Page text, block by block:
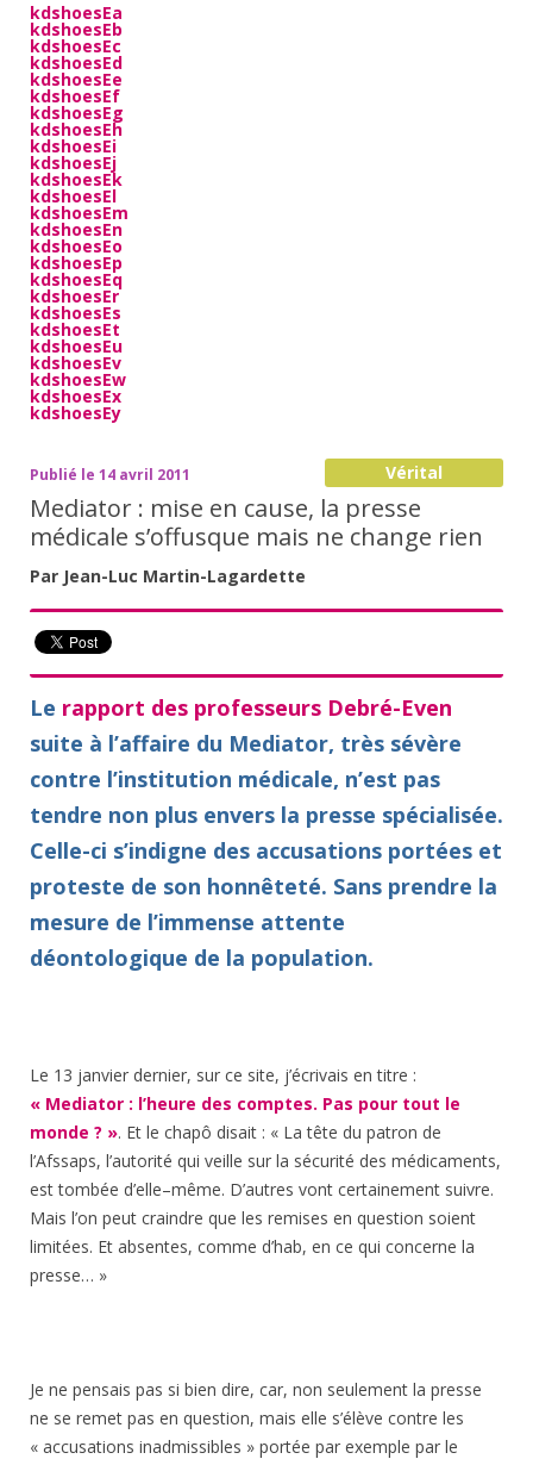
kdshoesEa
kdshoesEb
kdshoesEc
kdshoesEd
kdshoesEe
kdshoesEf
kdshoesEg
kdshoesEh
kdshoesEi
kdshoesEj
kdshoesEk
kdshoesEl
kdshoesEm
kdshoesEn
kdshoesEo
kdshoesEp
kdshoesEq
kdshoesEr
kdshoesEs
kdshoesEt
kdshoesEu
kdshoesEv
kdshoesEw
kdshoesEx
kdshoesEy
Publié le 14 avril 2011 Vérital
Mediator : mise en cause, la presse
médicale s’offusque mais ne change rien
Par Jean-Luc Martin-Lagardette
Le rapport des professeurs Debré-Even
suite à l’affaire du Mediator, très sévère
contre l’institution médicale, n’est pas
tendre non plus envers la presse spécialisée.
Celle-ci s’indigne des accusations portées et
proteste de son honnêteté. Sans prendre la
mesure de l’immense attente
déontologique de la population.
Le 13 janvier dernier, sur ce site, j’écrivais en titre :
« Mediator : l’heure des comptes. Pas pour tout le
monde ? ». Et le chapô disait : « La tête du patron de
l’Afssaps, l’autorité qui veille sur la sécurité des médicaments,
est tombée d’elle–même. D’autres vont certainement suivre.
Mais l’on peut craindre que les remises en question soient
limitées. Et absentes, comme d’hab, en ce qui concerne la
presse… »
Je ne pensais pas si bien dire, car, non seulement la presse
ne se remet pas en question, mais elle s’élève contre les
« accusations inadmissibles » portée par exemple par le